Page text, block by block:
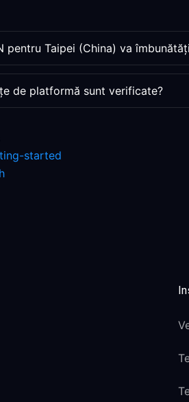
pentru Taipei (China) va
de platformă sunt verificate?
started